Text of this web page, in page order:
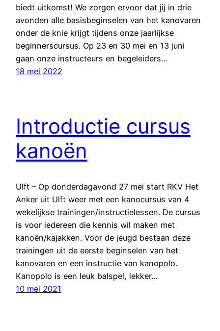
biedt uitkomst! We zorgen ervoor dat jij in drie
avonden alle basisbeginselen van het kanovaren
onder de knie krijgt tijdens onze jaarlijkse
beginnerscursus. Op 23 en 30 mei en 13 juni
gaan onze instructeurs en begeleiders…
18 mei 2022
Introductie cursus
kanoën
Ulft – Op donderdagavond 27 mei start RKV Het
Anker uit Ulft weer met een kanocursus van 4
wekelijkse trainingen/instructielessen. De cursus
is voor iedereen die kennis wil maken met
kanoën/kajakken. Voor de jeugd bestaan deze
trainingen uit de eerste beginselen van het
kanovaren en een instructie van kanopolo.
Kanopolo is een leuk balspel, lekker…
10 mei 2021